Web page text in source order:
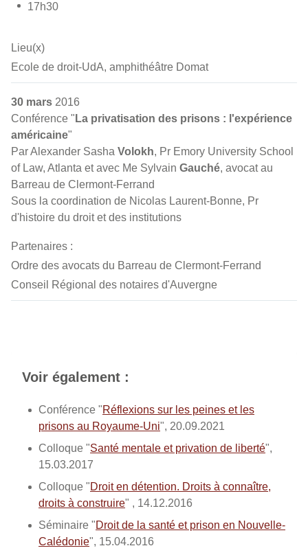
17h30
Lieu(x)
Ecole de droit-UdA, amphithéâtre Domat
30 mars 2016
Conférence " La privatisation des prisons : l'expérience
américaine"
Par Alexander Sasha Volokh, Pr Emory University School
of Law, Atlanta et avec Me Sylvain Gauché, avocat au
Barreau de Clermont-Ferrand
Sous la coordination de Nicolas Laurent-Bonne, Pr
d'histoire du droit et des institutions
Partenaires :
Ordre des avocats du Barreau de Clermont-Ferrand
Conseil Régional des notaires d'Auvergne
Voir également :
Conférence "Réflexions sur les peines et les
prisons au Royaume-Uni", 20.09.2021
Colloque "Santé mentale et privation de liberté",
15.03.2017
Colloque "Droit en détention. Droits à connaître,
droits à construire" , 14.12.2016
Séminaire "Droit de la santé et prison en Nouvelle-
Calédonie", 15.04.2016